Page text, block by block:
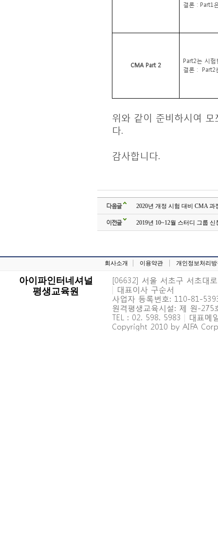
결론 : Part1
CMA Part 2
Part2는 시험
결론 : Part2
위와 같이 준비하시여
다.
감사합니다.
다음글 2020년 개정 시험 대비 CMA 과
이전글 2019년 10~12월 스터디 그룹
회사소개 이용약관 개인정보처리
아이파인터네셔널
평생교육원
[06632] 서울 서초구 서초대
| 대표이사 구순서
사업자 등록번호: 110-81-
원격평생교육시설: 제 원-
TEL : 02. 598. 5983 | 대표메
Copyright 2010 by AIFA